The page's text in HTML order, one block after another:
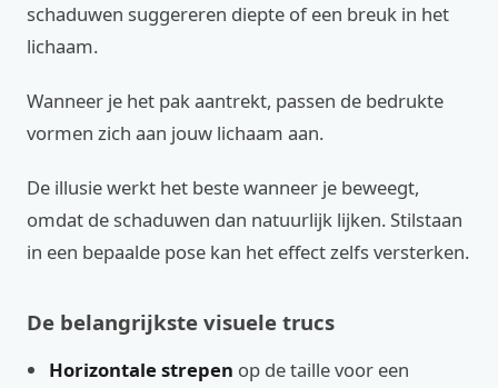
schaduwen suggereren diepte of een breuk in het
lichaam.
Wanneer je het pak aantrekt, passen de bedrukte
vormen zich aan jouw lichaam aan.
De illusie werkt het beste wanneer je beweegt,
omdat de schaduwen dan natuurlijk lijken. Stilstaan
in een bepaalde pose kan het effect zelfs versterken.
De belangrijkste visuele trucs
Horizontale strepen op de taille voor een